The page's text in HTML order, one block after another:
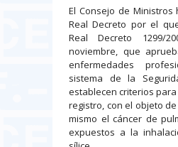
El Consejo de
Real Decreto por el
Real Decreto 1299/
noviembre, que
enfermedades
sistema de la
establecen criterios
registro, con el objeto
mismo el cáncer de
expuestos a la